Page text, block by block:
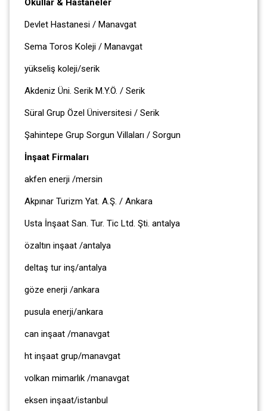
Okullar & Hastaneler
Devlet Hastanesi / Manavgat
Sema Toros Koleji / Manavgat
yükseliş koleji/serik
Akdeniz Üni. Serik M.Y.Ö. / Serik
Süral Grup Özel Üniversitesi / Serik
Şahintepe Grup Sorgun Villaları / Sorgun
İnşaat Firmaları
akfen enerji /mersin
Akpınar Turizm Yat. A.Ş. / Ankara
Usta İnşaat San. Tur. Tic Ltd. Şti. antalya
özaltın inşaat /antalya
deltaş tur inş/antalya
göze enerji /ankara
pusula enerji/ankara
can inşaat /manavgat
ht inşaat grup/manavgat
volkan mimarlık /manavgat
eksen inşaat/istanbul